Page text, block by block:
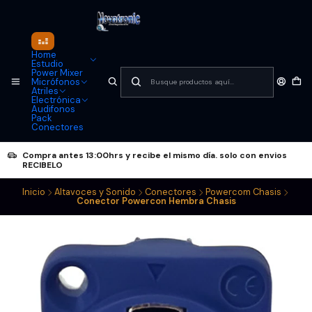
Home
Estudio
Power Mixer
Micrófonos
Atriles
Electrónica
Audifonos
Pack
Conectores
Compra antes 13:00hrs y recibe el mismo día. solo con envios
RECIBELO
Inicio Altavoces y Sonido Conectores Powercom Chasis
Conector Powercon Hembra Chasis